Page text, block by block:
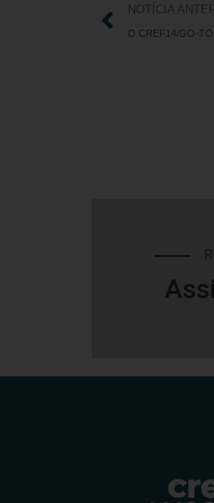
NOTÍCIA